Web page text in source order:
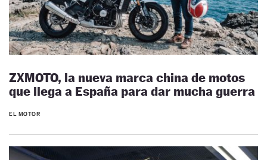
ZXMOTO, la nueva marca china de motos
que llega a España para dar mucha guerra
EL MOTOR